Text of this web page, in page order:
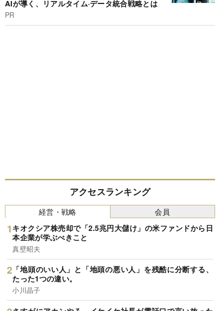
AIが導く、リアルタイム·データ統合戦略とは
PR
アクセスランキング
経営・戦略
キオクシア株売却で「2.5兆円大儲け」の米ファンドから日
本企業が学ぶべきこと
真壁昭夫
「地頭のいい人」と「地頭の悪い人」を残酷に分断する、
たった1つの違い。
小川晶子
会員